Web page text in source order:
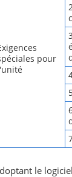
pour
le